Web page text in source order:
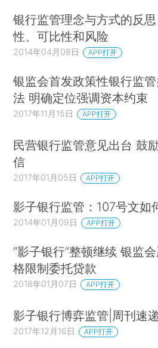
银行监管理念与方式的反
性、可比性和风险
2014年04月08日 APP打开
银监会首发政策性银行监
法 明确定位强调资本约束
2017年11月15日 APP打开
民营银行监管意见出台 鼓
信
2017年01月05日 APP打开
影子银行监管：107号文如
2014年01月09日 APP打开
“影子银行”整顿继续 银监
格限制委托贷款
2018年01月07日 APP打开
影子银行博弈监管|周刊速递
2017年12月16日 APP打开